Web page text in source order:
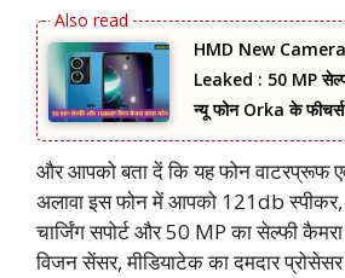
HMD New
Leaked : 50 MP
न्यू फोन Orka के
और आपको बता दें कि यह फोन वाटरप्रूफ
अलावा इस फोन में आपको 121db
चार्जिंग सपोर्ट और 50 MP का सेल्फी
विजन सेंसर, मीडियाटेक का दमदार प्रोसेसर